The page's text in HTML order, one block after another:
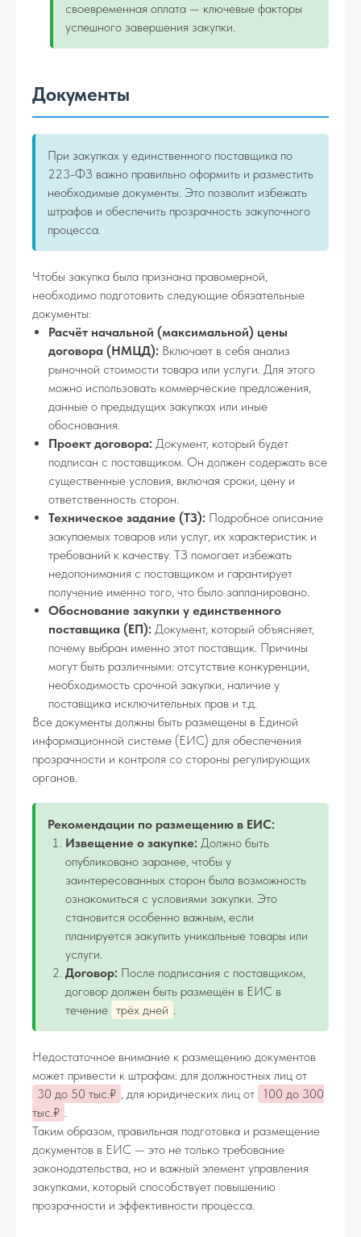
своевременная оплата — ключевые факторы
успешного завершения закупки.
Документы
При закупках у единственного поставщика по
223-ФЗ важно правильно оформить и разместить
необходимые документы. Это позволит избежать
штрафов и обеспечить прозрачность закупочного
процесса.
Чтобы закупка была признана правомерной,
необходимо подготовить следующие обязательные
документы:
Расчёт начальной (максимальной) цены
договора (НМЦД): Включает в себя анализ
рыночной стоимости товара или услуги. Для этого
можно использовать коммерческие предложения,
данные о предыдущих закупках или иные
обоснования.
Проект договора: Документ, который будет
подписан с поставщиком. Он должен содержать все
существенные условия, включая сроки, цену и
ответственность сторон.
Техническое задание (ТЗ): Подробное описание
закупаемых товаров или услуг, их характеристик и
требований к качеству. ТЗ помогает избежать
недопонимания с поставщиком и гарантирует
получение именно того, что было запланировано.
Обоснование закупки у единственного
поставщика (ЕП): Документ, который объясняет,
почему выбран именно этот поставщик. Причины
могут быть различными: отсутствие конкуренции,
необходимость срочной закупки, наличие у
поставщика исключительных прав и т.д.
Все документы должны быть размещены в Единой
информационной системе (ЕИС) для обеспечения
прозрачности и контроля со стороны регулирующих
органов.
Рекомендации по размещению в ЕИС:
Извещение о закупке: Должно быть
опубликовано заранее, чтобы у
заинтересованных сторон была возможность
ознакомиться с условиями закупки. Это
становится особенно важным, если
планируется закупить уникальные товары или
услуги.
Договор: После подписания с поставщиком,
договор должен быть размещён в ЕИС в
течение трёх дней .
Недостаточное внимание к размещению документов
может привести к штрафам: для должностных лиц от
30 до 50 тыс.₽ , для юридических лиц от 100 до 300
тыс.₽ .
Таким образом, правильная подготовка и размещение
документов в ЕИС — это не только требование
законодательства, но и важный элемент управления
закупками, который способствует повышению
прозрачности и эффективности процесса.